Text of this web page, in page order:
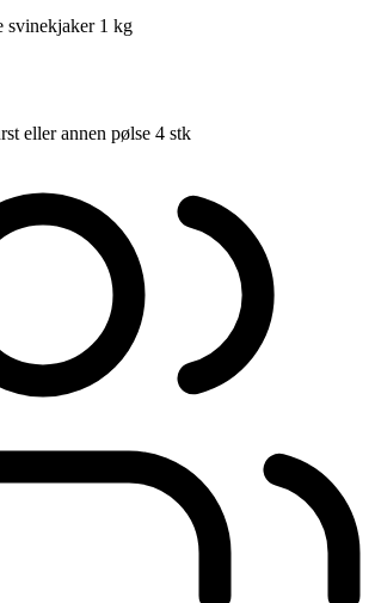
svinekjaker 1 kg
eller annen pølse 4 stk